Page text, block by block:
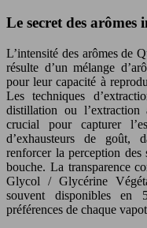
Le secret des arômes
L’intensité des arômes de
résulte d’un mélange
pour leur capacité à
Les techniques
distillation ou
crucial pour capturer
d’exhausteurs de goût,
renforcer la perception des
bouche. La transparence
Glycol / Glycérine
souvent disponibles en
préférences de chaque